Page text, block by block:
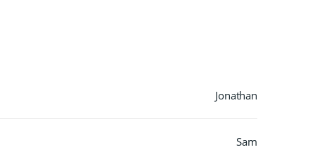
Jonathan
Sam